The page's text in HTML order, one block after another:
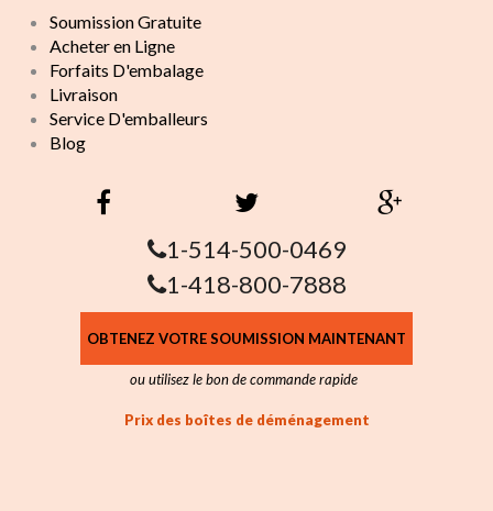
Soumission Gratuite
Acheter en Ligne
Forfaits D'embalage
Livraison
Service D'emballeurs
Blog
1-514-500-0469
1-418-800-7888
OBTENEZ VOTRE SOUMISSION MAINTENANT
ou utilisez le bon de commande rapide
Prix des boîtes de déménagement